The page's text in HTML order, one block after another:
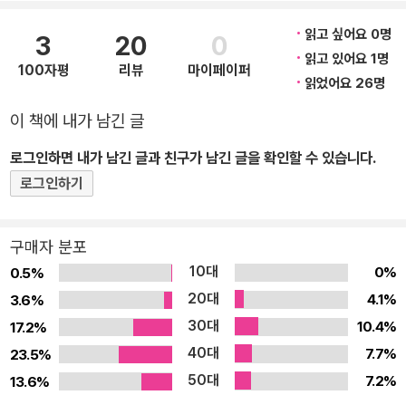
적인 공업 도시, 밀라노 낭만적 풍광이 가득한 항구 도시, 베네치아 다
채로운 문화가 공존하는 이탈리아 남단 섬, 시칠리아 이탈리아 42개
핵심 도시 총망라! ★ 2024~2025년 이탈리아 최신 여행 정보 수록
★ 지중해의 심장, 다채로운 문화가 공존하는 시칠리아 섬 여행 정보
수록 ★ 이탈리아를 대표하는 건축·미술·음식·와인·카페·쇼핑 완전 정
복 ★ 스마트폰으로 확인하는 알짜배기 여행 팁! QR코드 삽입 ★ 이
탈리아의 문화·예술을 제대로 이해할 수 있는 깊이 있는 설명과 사진
& 55일 등 상세 루트 제안 ★ 큐레이터 해설이 부럽지 않은 책 속 부
록 〈이탈리아 미술관 별책〉 제공 이탈리아는 2,500여 년의 화려한
역사 속에서 태어난 수많은 미술품과 건축물, 아름다운 천혜의 자연
환경, 풍성한 먹거리와 열정적인 사람들 등 오감을 자극하는 요소로
가득한 나라다. 나라 전체가 거대한 박물관이라고 해도 과언이 아닐
정도로 이탈리아는 발 닿는 곳, 시선 두는 곳 모두가 역사 유물이자 예
3
100자평
20
리뷰
0
마이페이퍼
읽고 싶어요 0명
읽고 있어요 1명
읽었어요 26명
이 책에 내가 남긴 글
로그인하면 내가 남긴 글과 친구가 남긴 글을 확인할 수 있습니다.
로그인하기
구매자 분포
0.5% 10대
0%
3.6%
20대
4.1%
17.2%
30대
10.4%
23.5%
40대
7.7%
13.6%
50대
7.2%